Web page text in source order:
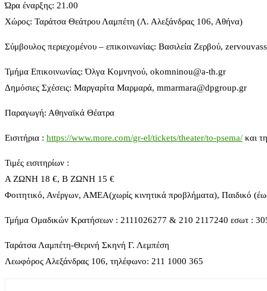
Ώρα έναρξης: 21.00
Χώρος: Ταράτσα Θεάτρου Λαμπέτη (Λ. Αλεξάνδρας 106, Αθήνα)
Σύμβουλος περιεχομένου – επικοινωνίας: Βασιλεία Ζερβού,
Τμήμα Επικοινωνίας: Όλγα Κομνηνού, okomninou@a-th.gr
Δημόσιες Σχέσεις: Μαργαρίτα Μαρμαρά, mmarmara@dpgroup.gr
Παραγωγή: Αθηναϊκά Θέατρα
Εισιτήρια : https://www.more.com/gr-el/tickets/theater/to-psema/ και
Τιμές εισιτηρίων :
Α ΖΩΝΗ 18 €, Β ΖΩΝΗ 15 €
Φοιτητικό, Ανέργων, ΑΜΕΑ(χωρίς κινητικά προβλήματα), Παιδικό
Τμήμα Ομαδικών Κρατήσεων : 2111026277 & 210 2117240 εσωτ :
Ταράτσα Λαμπέτη-Θερινή Σκηνή Γ. Λεμπέση
Λεωφόρος Αλεξάνδρας 106, τηλέφωνο: 211 1000 365